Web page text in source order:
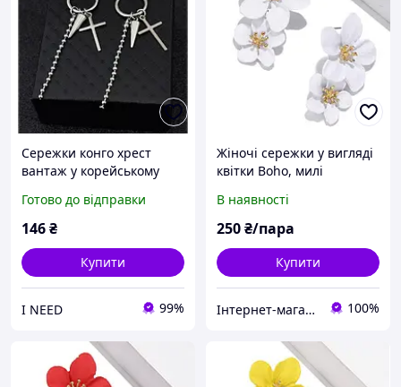
Сережки конго хрест
вантаж у корейському
Fashion Jewerlі
Готово до відправки
146₴
Купити
I NEED 99%
Жіночі сережки у вигляді
квітки Boho, милі
підвіски
В наявності
250₴/пара
Купити
Інтернет-магазин "Леді ШИК" 100%